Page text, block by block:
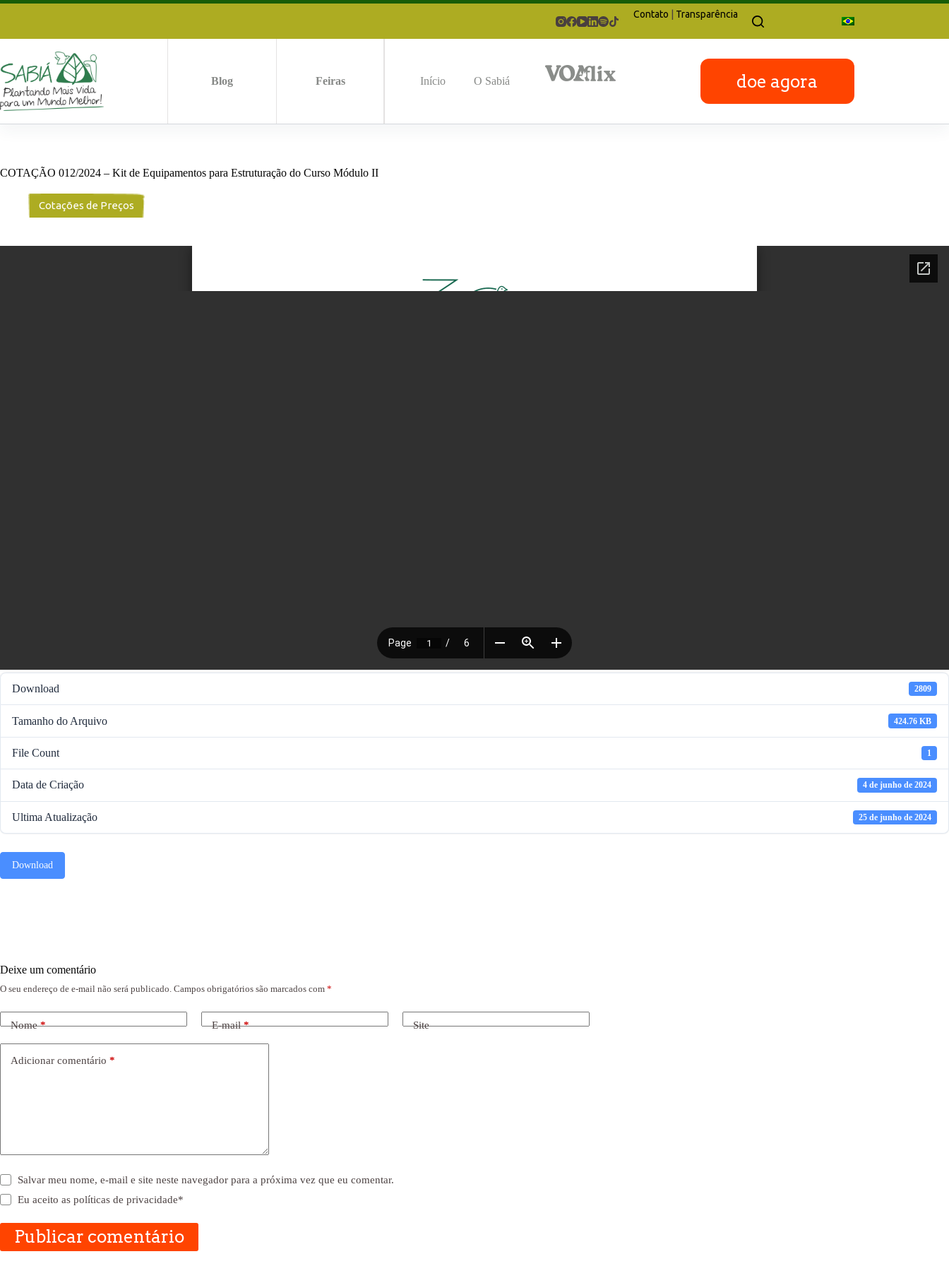
Pular
Contato | Transparência
Blog Feiras Início O Sabiá doe agora
COTAÇÃO 012/2024 – Kit de Equipamentos para Estruturação do Curso Módulo II
Cotações de Preços
Download 2809
Tamanho do Arquivo 424.76 KB
File Count 1
Data de Criação 4 de junho de 2024
Ultima Atualização 25 de junho de 2024
Download
Deixe um comentário
O seu endereço de e-mail não será publicado. Campos obrigatórios são marcados com *
Nome* E-mail* Site
Adicionar comentário *
Salvar meu nome, e-mail e site neste navegador para a próxima vez que eu comentar.
Eu aceito aspolíticas de privacidade*
Publicar comentário